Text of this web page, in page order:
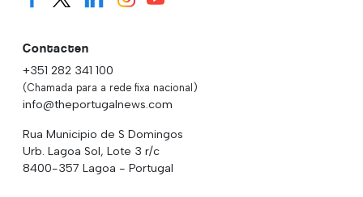
Contacten
+351 282 341 100
(Chamada para a rede fixa nacional)
info@theportugalnews.com
Rua Municipio de S Domingos
Urb. Lagoa Sol, Lote 3 r/c
8400-357 Lagoa - Portugal